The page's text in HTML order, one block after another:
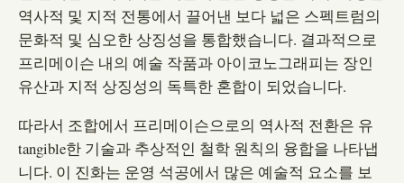
역사적 및 지적 전통에서 끌어낸 보다 넓은 스펙트럼의
문화적 및 심오한 상징성을 통합했습니다. 결과적으로
프리메이슨 내의 예술 작품과 아이코노그래피는 장인
유산과 지적 상징성의 독특한 혼합이 되었습니다.
따라서 조합에서 프리메이슨으로의 역사적 전환은 유
tangible한 기술과 추상적인 철학 원칙의 융합을 나타냅
니다. 이 진화는 운영 석공에서 많은 예술적 요소를 보